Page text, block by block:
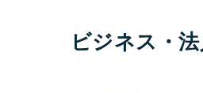
ビジネス・